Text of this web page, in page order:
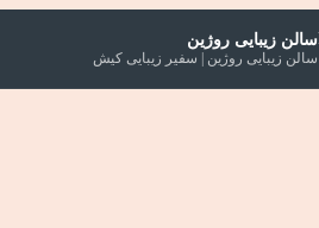
سالن زیبایی روژین
سالن زیبایی روژین | سفیر زیبایی کیش